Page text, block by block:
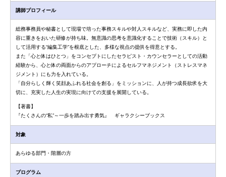
講師プロフィール
総務事務員や秘書として現場で培った事務スキルや対人スキルなど、実務に即した内
容に重きをおいた研修が持ち味。無意識の思考を意識化することで技術（スキル）と
して活用する“編集工学”を根底とした、多様な視点の提供を得意とする。
また「心と体はひとつ」をコンセプトにしたセラピスト・カウンセラーとしての活動
経験から、心と体の両面からのアプローチによるセルフマネジメント（ストレスマネ
ジメント）にも力を入れている。
「自分らしく輝く笑顔あふれる社会を創る」をミッションに、人が持つ成長欲求を大
切に、充実した人生の実現に向けての支援を展開している。
【著書】
『たくさんの“私”～一歩を踏み出す勇気』 ギャラクシーブックス
対象
あらゆる部門・階層の方
プログラム